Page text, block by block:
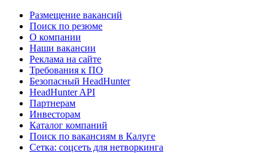
Размещение вакансий
Поиск по резюме
О компании
Наши вакансии
Реклама на сайте
Требования к ПО
Безопасный HeadHunter
HeadHunter API
Партнерам
Инвесторам
Каталог компаний
Поиск по вакансиям в Калуге
Сетка: соцсеть для нетворкинга